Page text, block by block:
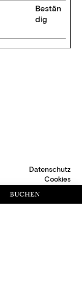
BUCHEN
Bestän
dig
Datenschutz
Cookies